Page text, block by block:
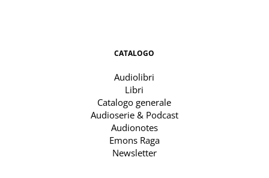
CATALOGO
Audiolibri
Libri
Catalogo generale
Audioserie & Podcast
Audionotes
Emons Raga
Newsletter